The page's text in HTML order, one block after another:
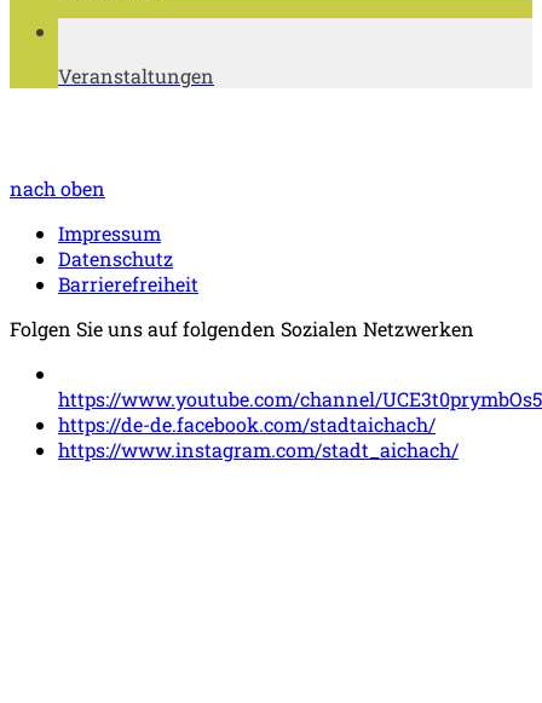
Veranstaltungen
nach oben
Impressum
Datenschutz
Barrierefreiheit
Folgen Sie uns auf folgenden Sozialen Netzwerken
https://www.youtube.com/channel/
https://de-de.facebook.com/stadtaichach/
https://www.instagram.com/stadt_aichach/